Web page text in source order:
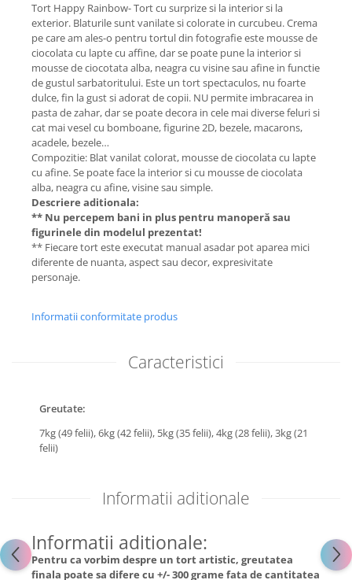
Tort Happy Rainbow- Tort cu surprize si la interior si la
exterior. Blaturile sunt vanilate si colorate in curcubeu. Crema
pe care am ales-o pentru tortul din fotografie este mousse de
ciocolata cu lapte cu affine, dar se poate pune la interior si
mousse de ciocotata alba, neagra cu visine sau afine in functie
de gustul sarbatoritului. Este un tort spectaculos, nu foarte
dulce, fin la gust si adorat de copii. NU permite imbracarea in
pasta de zahar, dar se poate decora in cele mai diverse feluri si
cat mai vesel cu bomboane, figurine 2D, bezele, macarons,
acadele, bezele…
Compozitie: Blat vanilat colorat, mousse de ciocolata cu lapte
cu afine. Se poate face la interior si cu mousse de ciocolata
alba, neagra cu afine, visine sau simple.
Descriere aditionala:
** Nu percepem bani in plus pentru manoperă sau
figurinele din modelul prezentat!
** Fiecare tort este executat manual asadar pot aparea mici
diferente de nuanta, aspect sau decor, expresivitate
personaje.
Informatii conformitate produs
Caracteristici
Greutate:
7kg (49 felii),6kg (42 felii), 5kg (35 felii),4kg (28 felii),3kg (21
felii)
Informatii aditionale
Informatii aditionale:
Pentru ca vorbim despre un tort artistic, greutatea
finala poate sa difere cu +/- 300 grame fata de cantitatea